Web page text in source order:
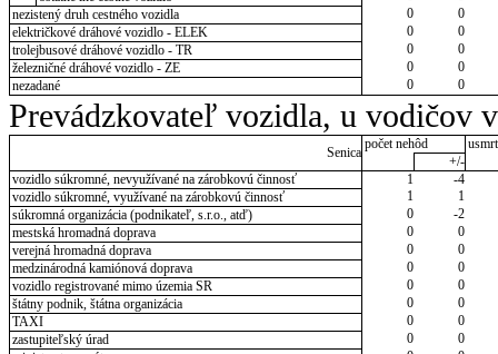
nezistený druh cestného vozidla
0
0
električkové dráhové vozidlo - ELEK
0
0
trolejbusové dráhové vozidlo - TR
0
0
železničné dráhové vozidlo - ZE
0
0
nezadané
0 0
Prevádzkovateľ vozidla, u vodičov
Senica
počet nehôd
+/-
vozidlo súkromné, nevyužívané na zárobkovú činnosť
1
-4
vozidlo súkromné, využívané na zárobkovú činnosť
1
1
súkromná organizácia (podnikateľ, s.r.o., atď)
0
-2
mestská hromadná doprava
0
0
verejná hromadná doprava
0
0
medzinárodná kamiónová doprava
0
0
vozidlo registrované mimo územia SR
0
0
štátny podnik, štátna organizácia
0
0
TAXI
0
0
zastupiteľský úrad
0
0